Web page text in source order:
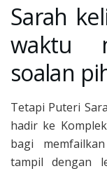
Sarah
waktu
soalan
Tetapi Puteri
hadir ke
bagi
tampil dengan